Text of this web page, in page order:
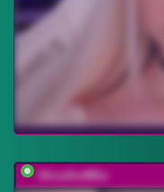
AliceAndMia